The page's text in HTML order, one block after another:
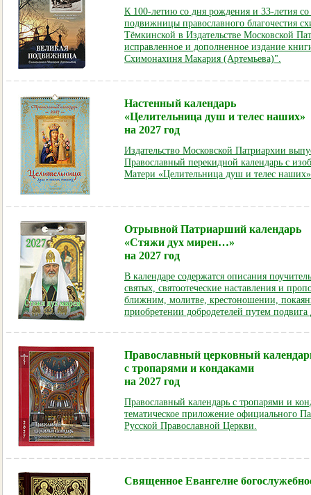
К 100-летию со дня рождения и 33-летия со
подвижницы православного благочестия
Тёмкинской в Издательстве Московской
исправленное и дополненное издание
Схимонахиня Макария (Артемьева)".
Настенный календарь
«Целительница душ и телес наших»
на 2027 год
Издательство Московской Патриархии
Православный перекидной календарь с
Матери «Целительница душ и телес
Отрывной Патриарший календарь
«Стяжи дух мирен…»
на 2027 год
В календаре содержатся описания
святых, святоотеческие наставления и
ближним, молитве, крестоношении,
приобретении добродетелей путем
Православный церковный
с тропарями и кондаками
на 2027 год
Православный календарь с тропарями и
тематическое приложение официального
Русской Православной Церкви.
Священное Евангелие